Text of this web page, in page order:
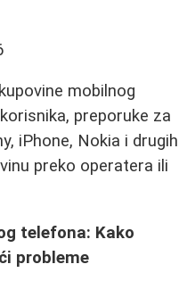
mobilnog
preporuke za
iPhone, Nokia i drugih
preko operatera ili
telefona: Kako
probleme